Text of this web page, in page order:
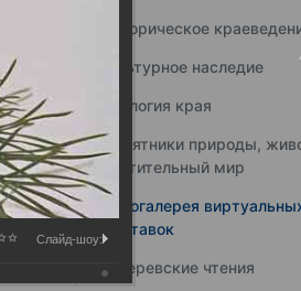
Историческое
Культурное наследие
Экология края
Памятники природы,
растительный мир
Фотогалерея
выставок
Юферевские чтения
Слайд-шоу: